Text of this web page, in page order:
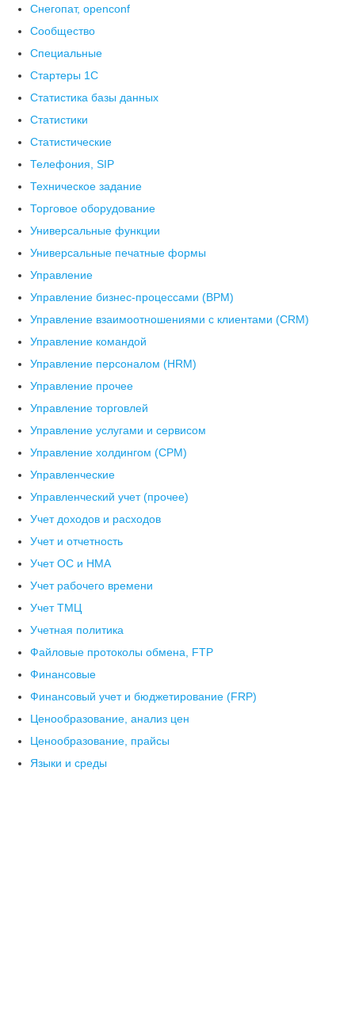
Снегопат, openconf
Сообщество
Специальные
Стартеры 1С
Статистика базы данных
Статистики
Статистические
Телефония, SIP
Техническое задание
Торговое оборудование
Универсальные функции
Универсальные печатные формы
Управление
Управление бизнес-процессами (BPM)
Управление взаимоотношениями с клиентами (СRM)
Управление командой
Управление персоналом (HRM)
Управление прочее
Управление торговлей
Управление услугами и сервисом
Управление холдингом (CPM)
Управленческие
Управленческий учет (прочее)
Учет доходов и расходов
Учет и отчетность
Учет ОС и НМА
Учет рабочего времени
Учет ТМЦ
Учетная политика
Файловые протоколы обмена, FTP
Финансовые
Финансовый учет и бюджетирование (FRP)
Ценообразование, анализ цен
Ценообразование, прайсы
Языки и среды